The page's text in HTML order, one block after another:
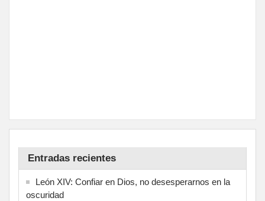
Entradas recientes
León XIV: Confiar en Dios, no desesperarnos en la
oscuridad